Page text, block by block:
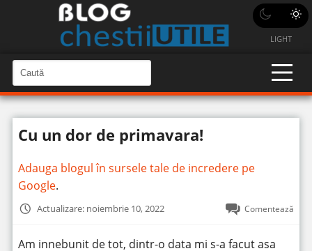
LIGHT
a
u
t
n
C
a
u
î
n
t
Cu un dor de primavara!
Adauga blogul în sursele tale de incredere pe
Google.
Actualizare: noiembrie 10, 2022 Comentează
Am innebunit de tot, dintr-o data mi s-a facut asa